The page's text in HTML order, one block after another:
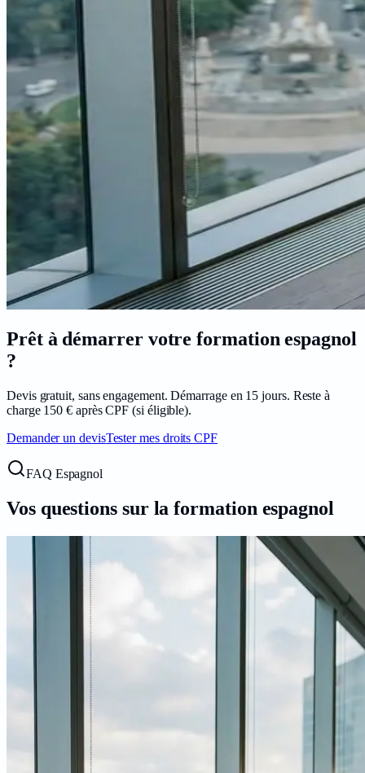
Prêt à démarrer votre formation espagnol
?
Devis gratuit, sans engagement. Démarrage en 15 jours. Reste à
charge 150 € après CPF (si éligible).
Demander un devisTester mes droits CPF
FAQ Espagnol
Vos questions sur la formation espagnol